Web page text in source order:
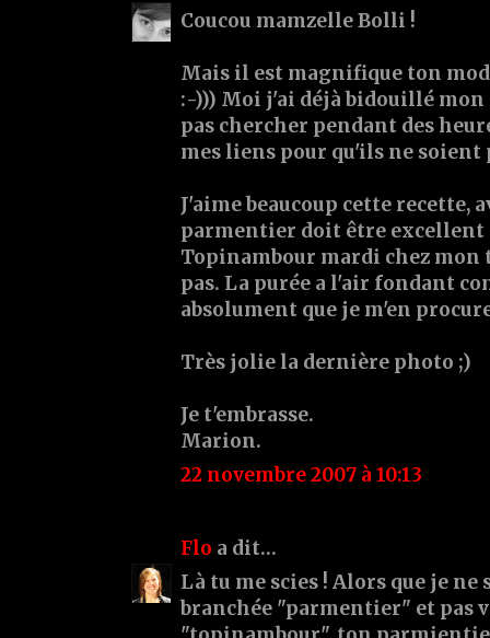
Coucou mamzelle Bolli !
Mais il est magnifique ton
:-))) Moi j'ai déjà bidouillé mon
pas chercher pendant des
mes liens pour qu'ils ne soient
J'aime beaucoup cette recette,
parmentier doit être excellent
Topinambour mardi chez mon
pas. La purée a l'air fondant
absolument que je m'en
Très jolie la dernière photo ;)
Je t'embrasse.
Marion.
22 novembre 2007 à 10:13
Flo a dit…
Là tu me scies ! Alors que je
branchée "parmentier" et pas